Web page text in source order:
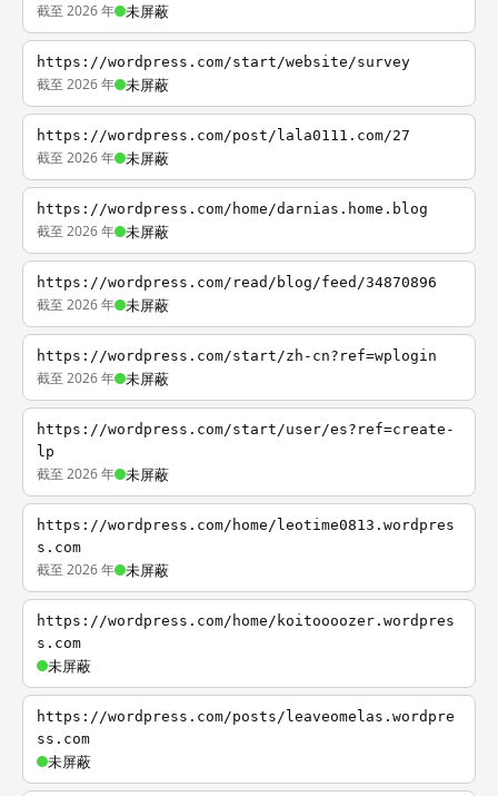
截至 2026 年 未屏蔽
https://wordpress.com/start/website/survey
截至 2026 年 未屏蔽
https://wordpress.com/post/lala0111.com/27
截至 2026 年 未屏蔽
https://wordpress.com/home/darnias.home.blog
截至 2026 年 未屏蔽
https://wordpress.com/read/blog/feed/34870896
截至 2026 年 未屏蔽
https://wordpress.com/start/zh-cn?ref=wplogin
截至 2026 年 未屏蔽
https://wordpress.com/start/user/es?ref=create-
lp
截至 2026 年 未屏蔽
https://wordpress.com/home/leotime0813.wordpres
s.com
截至 2026 年 未屏蔽
https://wordpress.com/home/koitoooozer.wordpres
s.com
未屏蔽
https://wordpress.com/posts/leaveomelas.wordpre
ss.com
未屏蔽